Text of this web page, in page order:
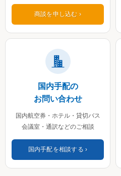
商談を申し込む
国内手配の
お問い合わせ
国内航空券・ホテル・貸切バス
会議室・通訳などのご相談
国内手配を相談する